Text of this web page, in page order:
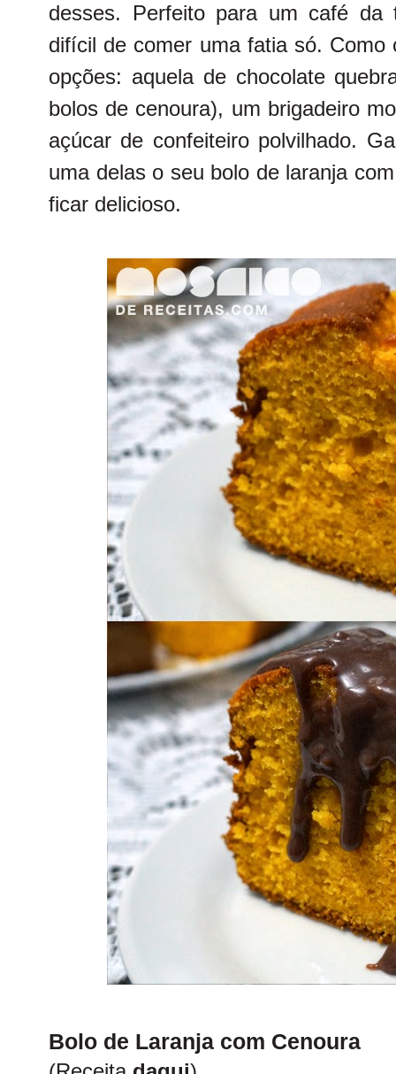
desses. Perfeito para um café da
difícil de comer uma fatia só. Como
opções: aquela de chocolate
bolos de cenoura), um brigadeiro
açúcar de confeiteiro polvilhado.
uma delas o seu bolo de laranja
ficar delicioso.
Bolo de Laranja com Cenoura